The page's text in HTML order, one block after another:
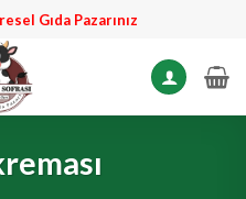
Gıda Pazarınız